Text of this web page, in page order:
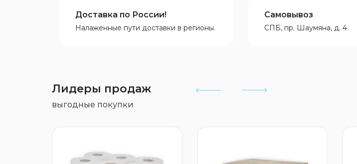
Доставка по России!
Налаженные пути доставки в регионы.
Самовывоз
СПБ, пр. Шаумяна, д. 4
Лидеры продаж
выгодные покупки